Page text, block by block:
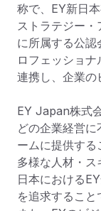
称で、EY新日
ストラテジー
に所属する公
ロフェッショ
連携し、企業の
EY Japan株式
どの企業経営
ームに提供する
多様な人材・ス
日本における
を追求すること